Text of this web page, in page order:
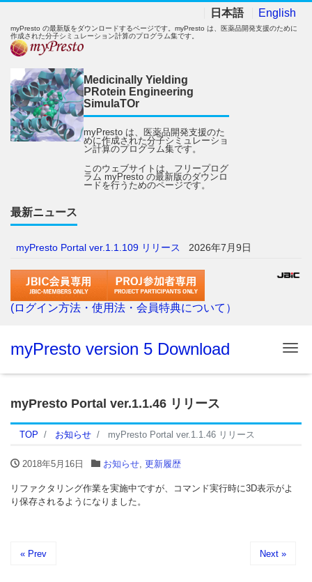
日本語 English
myPresto の最新版をダウンロードするページです。myPresto は、医薬品開発支援のために
作成された分子シミュレーション計算のプログラム集です。
Medicinally Yielding
PRotein Engineering
SimulaTOr
myPresto は、医薬品開発支援のた
めに作成された分子シミュレーショ
ン計算のプログラム集です。
このウェブサイトは、フリープログ
ラム myPresto の最新版のダウンロ
ードを行うためのページです。
最新ニュース
myPresto Portal ver.1.1.109 リリース 2026年7月9日
(ログイン方法・使用法・会員特典について）
myPresto version 5 Download
myPresto Portal ver.1.1.46 リリース
TOP お知らせ myPresto Portal ver.1.1.46 リリース
2018年5月16日 お知らせ, 更新履歴
リファクタリング作業を実施中ですが、コマンド実行時に3D表示がよ
り保存されるようになりました。
« Prev Next »